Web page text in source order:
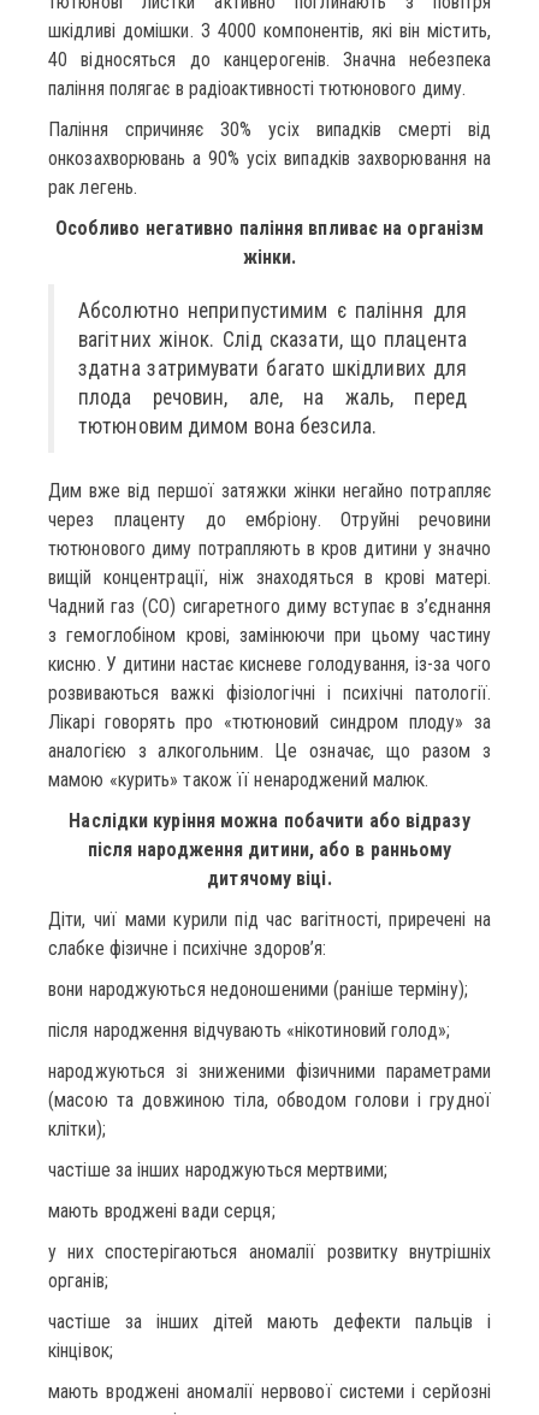
шкідливі домішки. З 4000 компонентів, які він містить,
40 відносяться до канцерогенів. Значна небезпека
паління полягає в радіоактивності тютюнового диму.
Паління спричиняє 30% усіх випадків смерті від
онкозахворювань а 90% усіх випадків захворювання на
рак легень.
Особливо негативно паління впливає на організм
жінки.
Абсолютно неприпустимим є паління для
вагітних жінок. Слід сказати, що плацента
здатна затримувати багато шкідливих для
плода речовин, але, на жаль, перед
тютюновим димом вона безсила.
Дим вже від першої затяжки жінки негайно потрапляє
через плаценту до ембріону. Отруйні речовини
тютюнового диму потрапляють в кров дитини у значно
вищій концентрації, ніж знаходяться в крові матері.
Чадний газ (СО) сигаретного диму вступає в з’єднання
з гемоглобіном крові, замінюючи при цьому частину
кисню. У дитини настає кисневе голодування, із-за чого
розвиваються важкі фізіологічні і психічні патології.
Лікарі говорять про «тютюновий синдром плоду» за
аналогією з алкогольним. Це означає, що разом з
мамою «курить» також її ненароджений малюк.
Наслідки куріння можна побачити або відразу
після народження дитини, або в ранньому
дитячому віці.
Діти, чиї мами курили під час вагітності, приречені на
слабке фізичне і психічне здоров’я:
вони народжуються недоношеними (раніше терміну);
після народження відчувають «нікотиновий голод»;
народжуються зі зниженими фізичними параметрами
(масою та довжиною тіла, обводом голови і грудної
клітки);
частіше за інших народжуються мертвими;
мають вроджені вади серця;
у них спостерігаються аномалії розвитку внутрішніх
органів;
частіше за інших дітей мають дефекти пальців і
кінцівок;
мають вроджені аномалії нервової системи і серйозні